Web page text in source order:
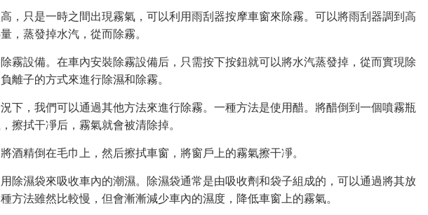
，只是一時之間出現霧氣，可以利用雨刮器按摩車窗來除霧。可以將雨刮器調到高
，蒸發掉水汽，從而除霧。
霧設備。在車內安裝除霧設備后，只需按下按鈕就可以將水汽蒸發掉，從而實現除
離子的方式來進行除濕和除霧。
下，我們可以通過其他方法來進行除霧。一種方法是使用醋。將醋倒到一個噴霧瓶
擦拭干凈后，霧氣就會被清除掉。
酒精倒在毛巾上，然后擦拭車窗，將窗戶上的霧氣擦干凈。
除濕袋來吸收車內的潮濕。除濕袋通常是由吸收劑和袋子組成的，可以通過將其放
方法雖然比較慢，但會漸漸減少車內的濕度，降低車窗上的霧氣。